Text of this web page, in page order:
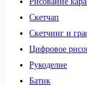
Скетчап
Скетчинг и
Цифровое
Рукоделие
Батик